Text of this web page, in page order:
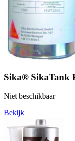
Sika® SikaTank
Niet beschikbaar
Bekijk